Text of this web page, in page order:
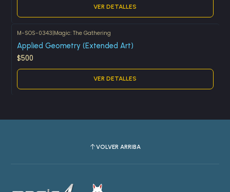
VER DETALLES
Agotado
M-SOS-0343|Magic: The Gathering
Applied Geometry (Extended Art)
$500
VER DETALLES
VOLVER ARRIBA